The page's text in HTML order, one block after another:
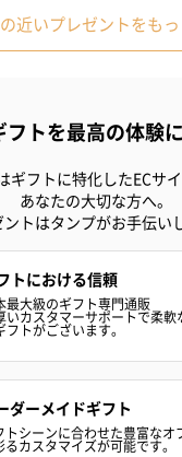
ッ
シャワージェル＆
ドクリーム（ピン
レープフルーツ）
同梱してお届けします。
ト
かき氷入浴剤4点セ
（イエロー）（
近いプレゼントをも
フトを最高の体験に
ギフトに特化したECサイ
あなたの大切な方へ。
トはタンプがお手伝い
トにおける信頼
最大級のギフト専門通販
いカスタマーサポートで柔
フトがございます。
ダーメイドギフト
トシーンに合わせた豊富なオ
るカスタマイズが可能です。